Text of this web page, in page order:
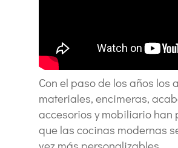
Con el paso de los años los
materiales, encimeras,
accesorios y mobiliario han
que las cocinas modernas